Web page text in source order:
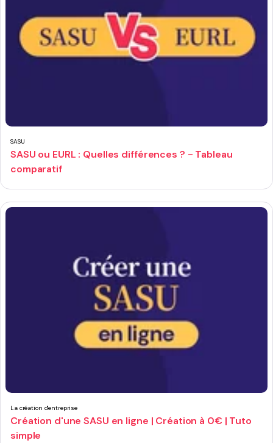
SASU
SASU ou EURL : Quelles différences ? - Tableau
comparatif
La création d'entreprise
Création d'une SASU en ligne | Création à 0€ | Tuto
simple